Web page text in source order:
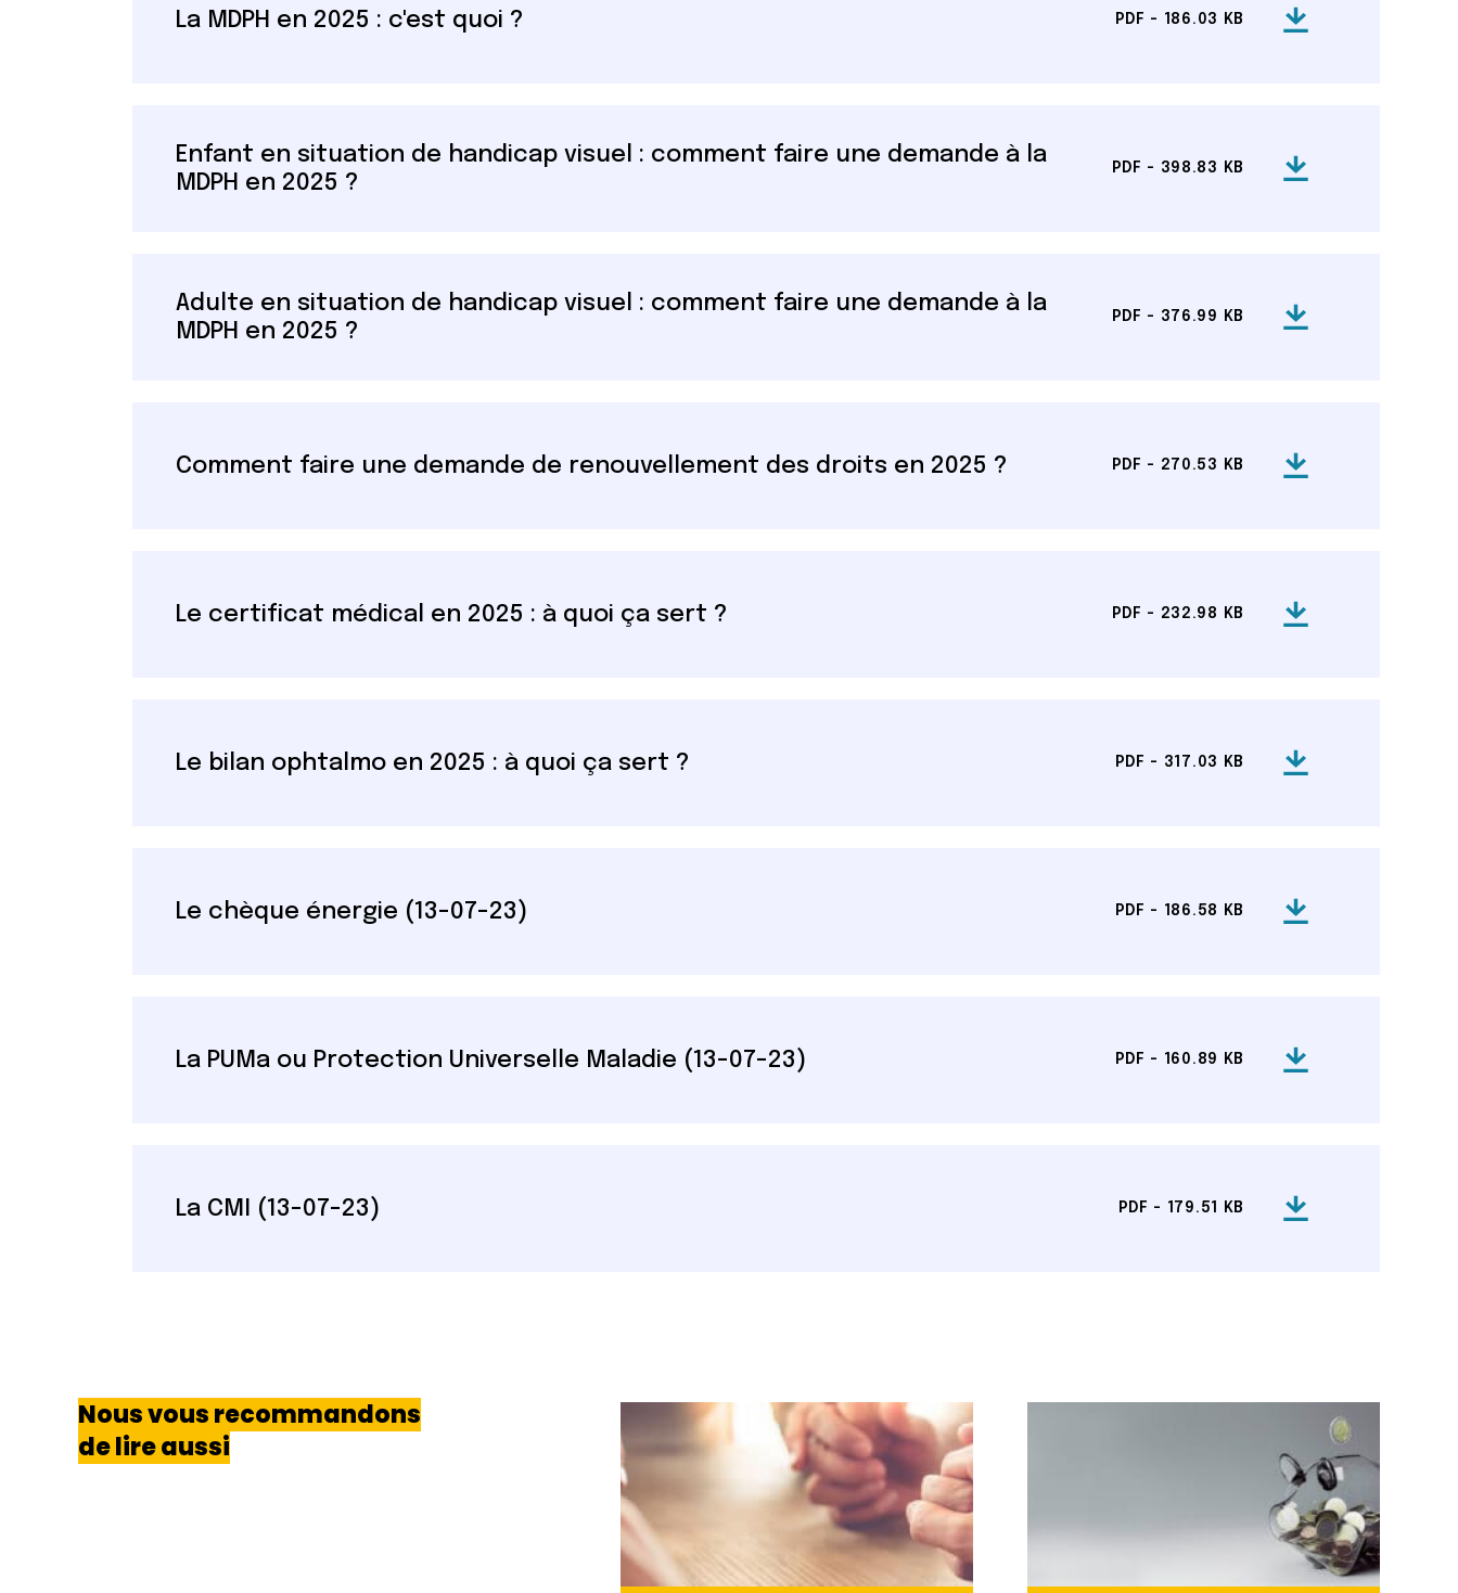
La MDPH en 2025 : c'est quoi ? PDF - 186.03 KB
Enfant en situation de handicap visuel : comment faire une demande à la
MDPH en 2025 ?
PDF - 398.83 KB
Adulte en situation de handicap visuel : comment faire une demande à la
MDPH en 2025 ?
PDF - 376.99 KB
Comment faire une demande de renouvellement des droits en 2025 ? PDF - 270.53 KB
Le certificat médical en 2025 : à quoi ça sert ? PDF - 232.98 KB
Le bilan ophtalmo en 2025 : à quoi ça sert ? PDF - 317.03 KB
Le chèque énergie (13-07-23) PDF - 186.58 KB
La PUMa ou Protection Universelle Maladie (13-07-23) PDF - 160.89 KB
La CMI (13-07-23) PDF - 179.51 KB
Nous vous recommandons
de lire aussi